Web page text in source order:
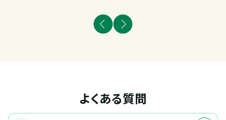
よくある質問